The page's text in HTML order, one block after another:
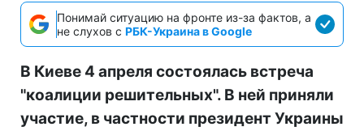
Понимай ситуацию на фронте из-за фактов, а
не слухов с РБК-Украина в Google
В Киеве 4 апреля состоялась встреча
"коалиции решительных". В ней приняли
участие, в частности президент Украины